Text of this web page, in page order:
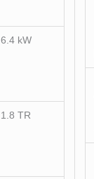
6.4 kW
1.8 TR